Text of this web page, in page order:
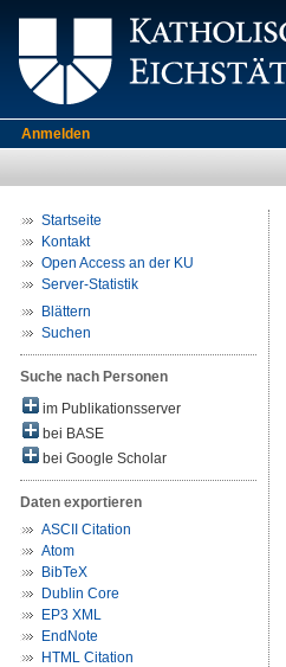
Anmelden
Startseite
Kontakt
Open Access an der KU
Server-Statistik
Blättern
Suchen
Suche nach Personen
im Publikationsserver
bei BASE
bei Google Scholar
Daten exportieren
ASCII Citation
Atom
BibTeX
Dublin Core
EP3 XML
EndNote
HTML Citation